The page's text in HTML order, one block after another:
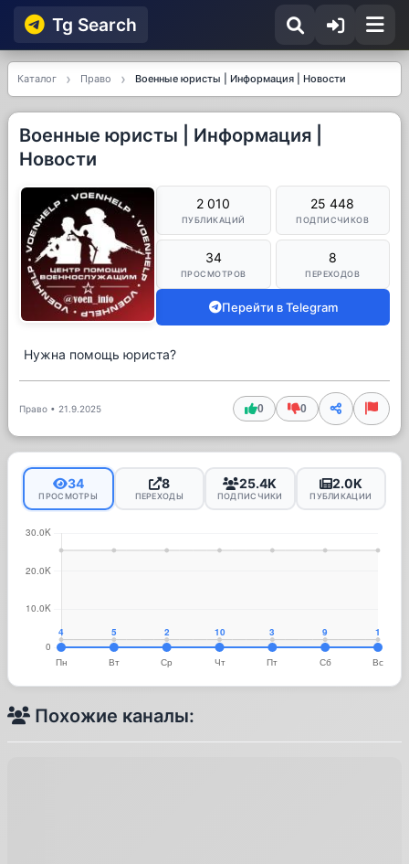
Tg Searсh
Каталог Право Военные юристы | Информация | Новости
Военные юристы | Информация |
Новости
2 010
ПУБЛИКАЦИЙ
25 448
ПОДПИСЧИКОВ
34
ПРОСМОТРОВ
8
ПЕРЕХОДОВ
Перейти в Telegram
Нужна помощь юриста?
Право • 21.9.2025 0 0
34
ПРОСМОТРЫ
8
ПЕРЕХОДЫ
25.4K
ПОДПИСЧИКИ
2.0K
ПУБЛИКАЦИИ
Похожие каналы: